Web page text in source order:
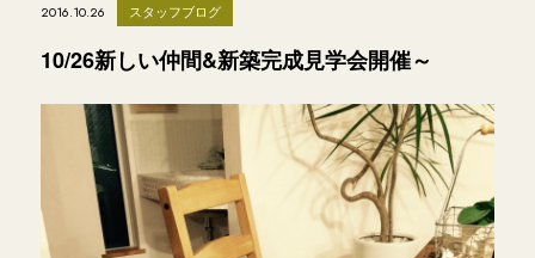
2016.10.26 スタッフブログ
10/26新しい仲間&新築完成見学会開催～